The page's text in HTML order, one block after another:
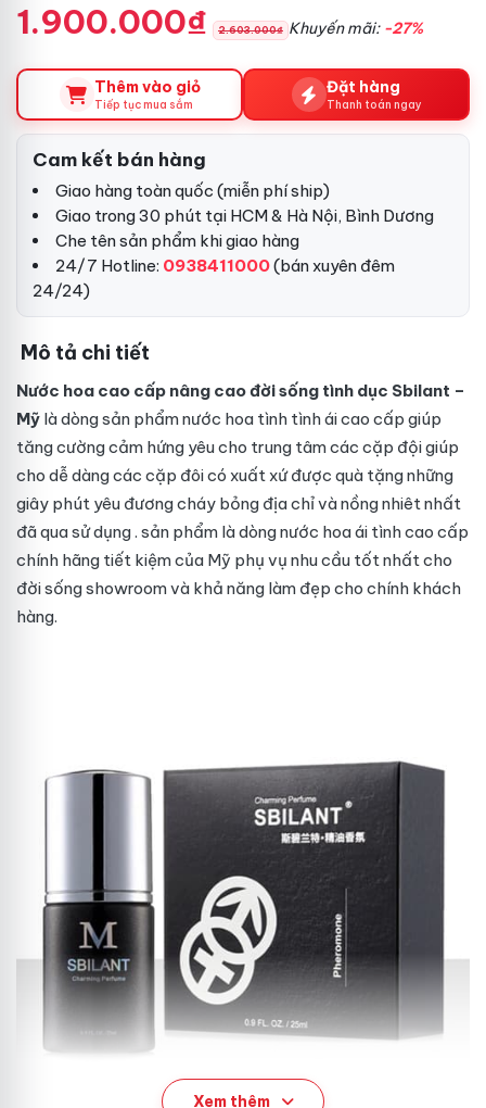
1.900.000₫ 2.603.000₫ Khuyến mãi: -27%
Thêm vào giỏ
Tiếp tục mua sắm
Đặt hàng
Thanh toán ngay
Cam kết bán hàng
Giao hàng toàn quốc (miễn phí ship)
Giao trong 30 phút tại HCM & Hà Nội, Bình Dương
Che tên sản phẩm khi giao hàng
24/7 Hotline: 0938411000(bán xuyên đêm
24/24)
Mô tả chi tiết
Nước hoa cao cấp nâng cao đời sống tình dục Sbilant –
Mỹ là dòng sản phẩm nước hoa tình tình ái cao cấp giúp
tăng cường cảm hứng yêu cho trung tâmcác cặp đội giúp
cho dễ dàngcác cặp đôi có xuất xứđược quà tặngnhững
giây phút yêu đương cháy bỏng địa chỉvà nồng nhiêt nhất
đã qua sử dụng. sản phẩm là dòng nước hoa ái tình cao cấp
chính hãng tiết kiệmcủa Mỹ phụ vụ nhu cầu tốt nhất cho
đời sốngshowroomvà khả năng làm đẹp cho chính khách
hàng.
Xem thêm